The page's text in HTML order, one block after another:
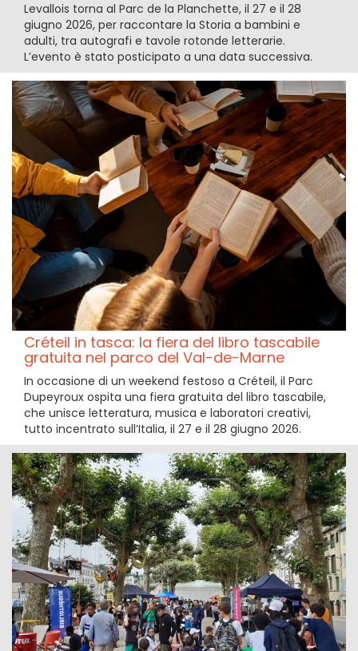
Levallois torna al Parc de la Planchette, il 27 e il 28
giugno 2026, per raccontare la Storia a bambini e
adulti, tra autografi e tavole rotonde letterarie.
L’evento è stato posticipato a una data successiva.
Créteil in tasca: la fiera del libro tascabile
gratuita nel parco del Val-de-Marne
In occasione di un weekend festoso a Créteil, il Parc
Dupeyroux ospita una fiera gratuita del libro tascabile,
che unisce letteratura, musica e laboratori creativi,
tutto incentrato sull’Italia, il 27 e il 28 giugno 2026.